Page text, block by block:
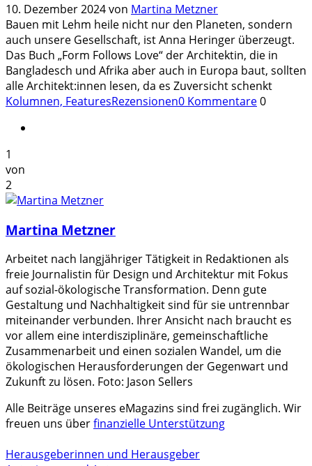
10. Dezember 2024von Martina Metzner
Bauen mit Lehm heile nicht nur den Planeten, sondern
auch unsere Gesellschaft, ist Anna Heringer überzeugt.
Das Buch „Form Follows Love“ der Architektin, die in
Bangladesch und Afrika aber auch in Europa baut, sollten
alle Architekt:innen lesen, da es Zuversicht schenkt
Kolumnen, FeaturesRezensionen0 Kommentare0
1
von
2
Martina Metzner
Arbeitet nach langjähriger Tätigkeit in Redaktionen als
freie Journalistin für Design und Architektur mit Fokus
auf sozial-ökologische Transformation. Denn gute
Gestaltung und Nachhaltigkeit sind für sie untrennbar
miteinander verbunden. Ihrer Ansicht nach braucht es
vor allem eine interdisziplinäre, gemeinschaftliche
Zusammenarbeit und einen sozialen Wandel, um die
ökologischen Herausforderungen der Gegenwart und
Zukunft zu lösen. Foto: Jason Sellers
Alle Beiträge unseres eMagazins sind frei zugänglich. Wir
freuen uns überfinanzielle Unterstützung
Herausgeberinnen und Herausgeber